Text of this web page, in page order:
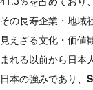
その長寿企業・地域
見えざる文化・価値
まれる以前から日本
日本の強みであり、